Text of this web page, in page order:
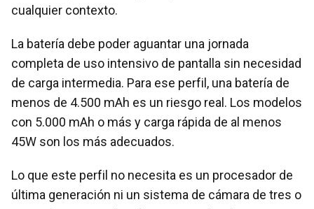
cualquier contexto.
La batería debe poder aguantar una jornada
completa de uso intensivo de pantalla sin necesidad
de carga intermedia. Para ese perfil, una batería de
menos de 4.500 mAh es un riesgo real. Los modelos
con 5.000 mAh o más y carga rápida de al menos
45W son los más adecuados.
Lo que este perfil no necesita es un procesador de
última generación ni un sistema de cámara de tres o